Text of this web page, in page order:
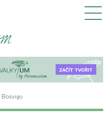
Bosvigo